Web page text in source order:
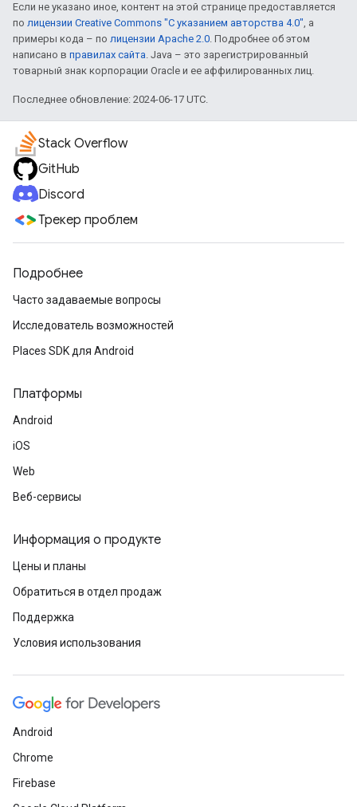
Если не указано иное, контент на этой странице предоставляется
по лицензии Creative Commons "С указанием авторства 4.0", а
примеры кода – по лицензии Apache 2.0. Подробнее об этом
написано в правилах сайта. Java – это зарегистрированный
товарный знак корпорации Oracle и ее аффилированных лиц.
Последнее обновление: 2024-06-17 UTC.
Stack Overflow
GitHub
Discord
Трекер проблем
Подробнее
Часто задаваемые вопросы
Исследователь возможностей
Places SDK для Android
Платформы
Android
iOS
Web
Веб-сервисы
Информация о продукте
Цены и планы
Обратиться в отдел продаж
Поддержка
Условия использования
Android
Chrome
Firebase